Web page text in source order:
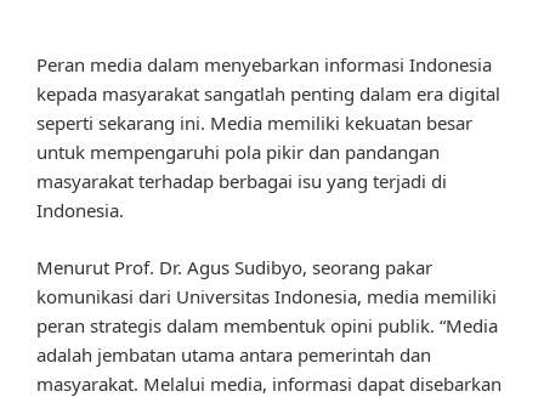
Peran media dalam menyebarkan informasi Indonesia
kepada masyarakat sangatlah penting dalam era digital
seperti sekarang ini. Media memiliki kekuatan besar
untuk mempengaruhi pola pikir dan pandangan
masyarakat terhadap berbagai isu yang terjadi di
Indonesia.
Menurut Prof. Dr. Agus Sudibyo, seorang pakar
komunikasi dari Universitas Indonesia, media memiliki
peran strategis dalam membentuk opini publik. “Media
adalah jembatan utama antara pemerintah dan
masyarakat. Melalui media, informasi dapat disebarkan